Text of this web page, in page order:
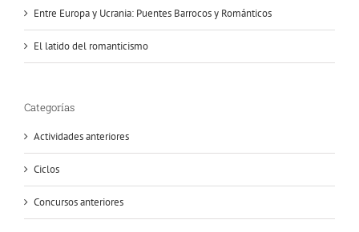
Entre Europa y Ucrania: Puentes Barrocos y Románticos
El latido del romanticismo
Categorías
Actividades anteriores
Ciclos
Concursos anteriores